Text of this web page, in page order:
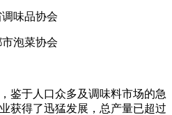
味品协会
市泡菜协会
鉴于人口众多及调味料市场的急
获得了迅猛发展，总产量已超过